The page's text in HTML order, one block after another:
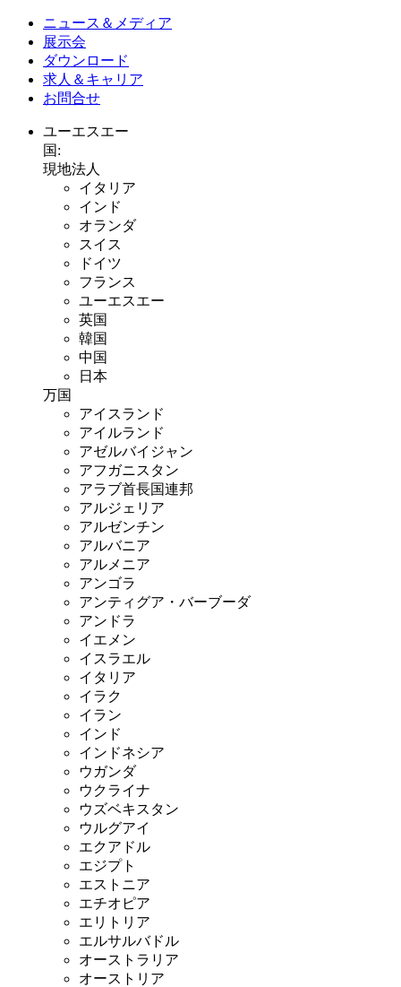
ニュース＆メディア
展示会
ダウンロード
求人＆キャリア
お問合せ
ユーエスエー
国:
現地法人
イタリア
インド
オランダ
スイス
ドイツ
フランス
ユーエスエー
英国
韓国
中国
日本
万国
アイスランド
アイルランド
アゼルバイジャン
アフガニスタン
アラブ首長国連邦
アルジェリア
アルゼンチン
アルバニア
アルメニア
アンゴラ
アンティグア・バーブーダ
アンドラ
イエメン
イスラエル
イタリア
イラク
イラン
インド
インドネシア
ウガンダ
ウクライナ
ウズベキスタン
ウルグアイ
エクアドル
エジプト
エストニア
エチオピア
エリトリア
エルサルバドル
オーストラリア
オーストリア